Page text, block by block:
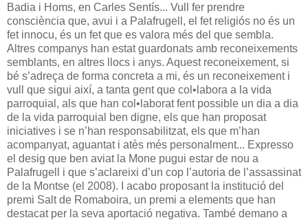
Badia i Homs, en Carles Sentís... Vull fer prendre
consciència que, avui i a Palafrugell, el fet religiós no és un
fet innocu, és un fet que es valora més del que sembla.
Altres companys han estat guardonats amb reconeixements
semblants, en altres llocs i anys. Aquest reconeixement, si
bé s’adreça de forma concreta a mi, és un reconeixement i
vull que sigui així, a tanta gent que col•labora a la vida
parroquial, als que han col•laborat fent possible un dia a dia
de la vida parroquial ben digne, els que han proposat
iniciatives i se n’han responsabilitzat, els que m’han
acompanyat, aguantat i atès més personalment... Expresso
el desig que ben aviat la Mone pugui estar de nou a
Palafrugell i que s’aclareixi d’un cop l’autoria de l’assassinat
de la Montse (el 2008). I acabo proposant la institució del
premi Salt de Romaboira, un premi a elements que han
destacat per la seva aportació negativa. També demano a